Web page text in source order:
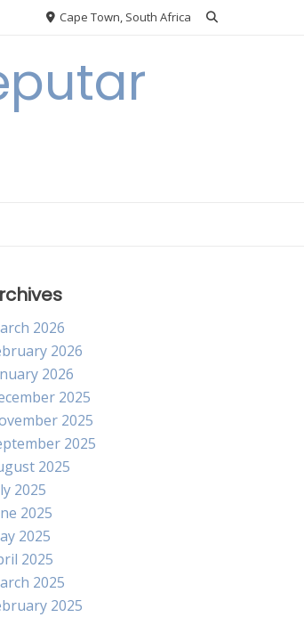
Cape Town, South Africa
2026
2026
2026
2025
2025
2025
2025
2025
2025
2025
2025
2025
2025